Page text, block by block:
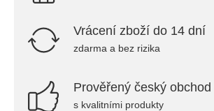
Vrácení zboží do 14 dní
zdarma a bez rizika
Prověřený český obchod
s kvalitními produkty